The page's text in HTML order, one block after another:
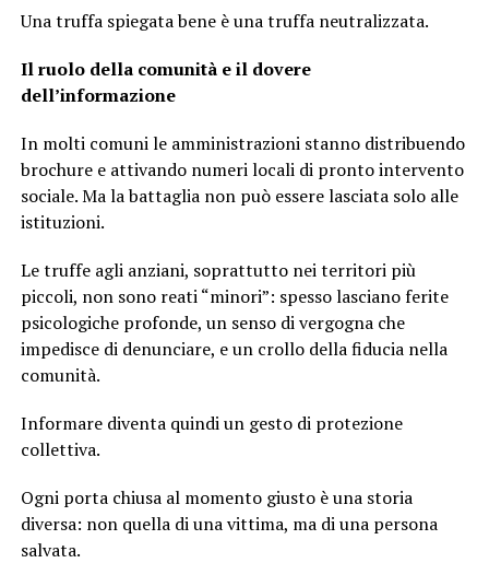
Una truffa spiegata bene è una truffa neutralizzata.
Il ruolo della comunità e il dovere
dell’informazione
In molti comuni le amministrazioni stanno distribuendo
brochure e attivando numeri locali di pronto intervento
sociale. Ma la battaglia non può essere lasciata solo alle
istituzioni.
Le truffe agli anziani, soprattutto nei territori più
piccoli, non sono reati “minori”: spesso lasciano ferite
psicologiche profonde, un senso di vergogna che
impedisce di denunciare, e un crollo della fiducia nella
comunità.
Informare diventa quindi un gesto di protezione
collettiva.
Ogni porta chiusa al momento giusto è una storia
diversa: non quella di una vittima, ma di una persona
salvata.